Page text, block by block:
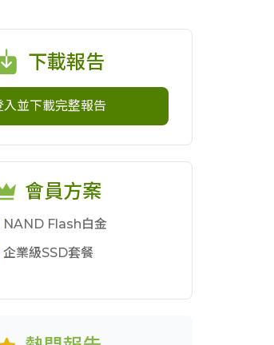
下載報告
入並下載完整報告
會員方案
NAND Flash白金
企業級SSD套餐